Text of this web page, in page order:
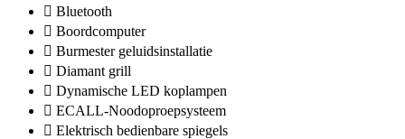
Bluetooth
Boordcomputer
Burmester geluidsinstallatie
Diamant grill
Dynamische LED koplampen
ECALL-Noodoproepsysteem
Elektrisch bedienbare spiegels